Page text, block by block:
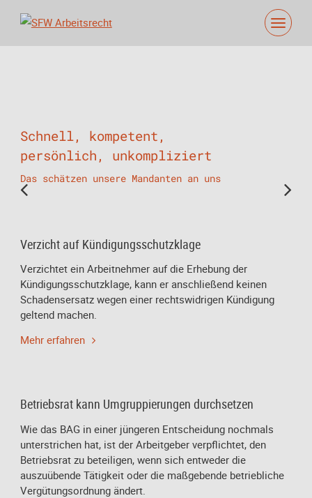
Schnell, kompetent,
persönlich, unkompliziert
Das schätzen unsere Mandanten an uns
Verzicht auf Kündigungsschutzklage
Verzichtet ein Arbeitnehmer auf die Erhebung der
Kündigungsschutzklage, kann er anschließend keinen
Schadensersatz wegen einer rechtswidrigen Kündigung
geltend machen.
Mehr erfahren
Betriebsrat kann Umgruppierungen durchsetzen
Wie das BAG in einer jüngeren Entscheidung nochmals
unterstrichen hat, ist der Arbeitgeber verpflichtet, den
Betriebsrat zu beteiligen, wenn sich entweder die
auszuübende Tätigkeit oder die maßgebende betriebliche
Vergütungsordnung ändert.